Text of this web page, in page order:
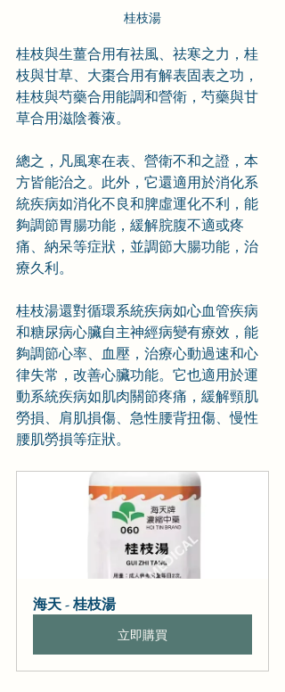
桂枝湯
桂枝與生薑合用有祛風、祛寒之力，桂
枝與甘草、大棗合用有解表固表之功，
桂枝與芍藥合用能調和營衛，芍藥與甘
草合用滋陰養液。
總之，凡風寒在表、營衛不和之證，本
方皆能治之。此外，它還適用於消化系
統疾病如消化不良和脾虛運化不利，能
夠調節胃腸功能，緩解脘腹不適或疼
痛、納呆等症狀，並調節大腸功能，治
療久利。
桂枝湯還對循環系統疾病如心血管疾病
和糖尿病心臟自主神經病變有療效，能
夠調節心率、血壓，治療心動過速和心
律失常，改善心臟功能。它也適用於運
動系統疾病如肌肉關節疼痛，緩解頸肌
勞損、肩肌損傷、急性腰背扭傷、慢性
腰肌勞損等症狀。
海天 - 桂枝湯
立即購買